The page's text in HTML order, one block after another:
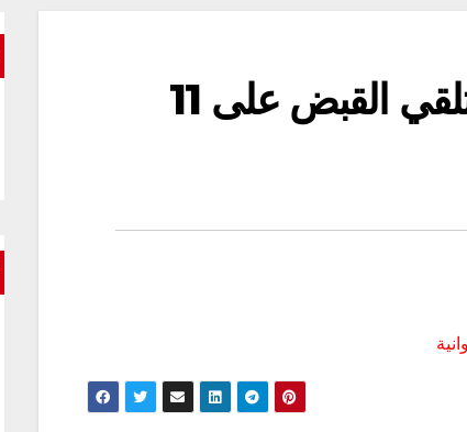
خلال حملة امنية.. مفارز الشرطة تلقي القبض على 11